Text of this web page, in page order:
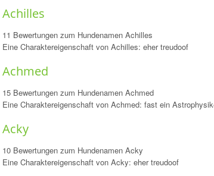
Achilles
11 Bewertungen zum Hundenamen Achilles
Eine Charaktereigenschaft von Achilles: eher treudoof
Achmed
15 Bewertungen zum Hundenamen Achmed
Eine Charaktereigenschaft von Achmed: fast ein
Acky
10 Bewertungen zum Hundenamen Acky
Eine Charaktereigenschaft von Acky: eher treudoof